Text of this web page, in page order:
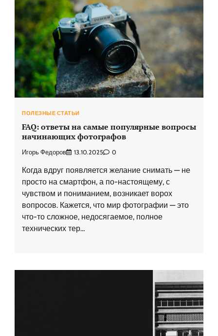
ПОЛЕЗНЫЕ СТАТЬИ
FAQ: ответы на самые популярные вопросы
начинающих фотографов
Игорь Федоров 13.10.2025 0
Когда вдруг появляется желание снимать — не
просто на смартфон, а по-настоящему, с
чувством и пониманием, возникает ворох
вопросов. Кажется, что мир фотографии — это
что-то сложное, недосягаемое, полное
технических тер…